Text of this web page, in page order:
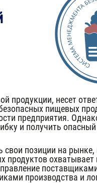
несет
пищевых
предприятия.
и получить
свои позиции на
продуктов охватывает
производства и